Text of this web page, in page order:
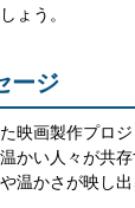
ょう。
ージ
映画製作プロ
かい人々が共
温かさが映し